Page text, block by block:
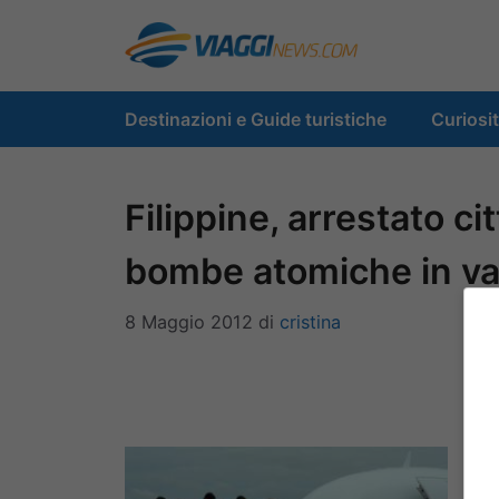
contenuto
Destinazioni e Guide turistiche
Filippine, arrestato
bombe atomiche in
8 Maggio 2012 di cristina